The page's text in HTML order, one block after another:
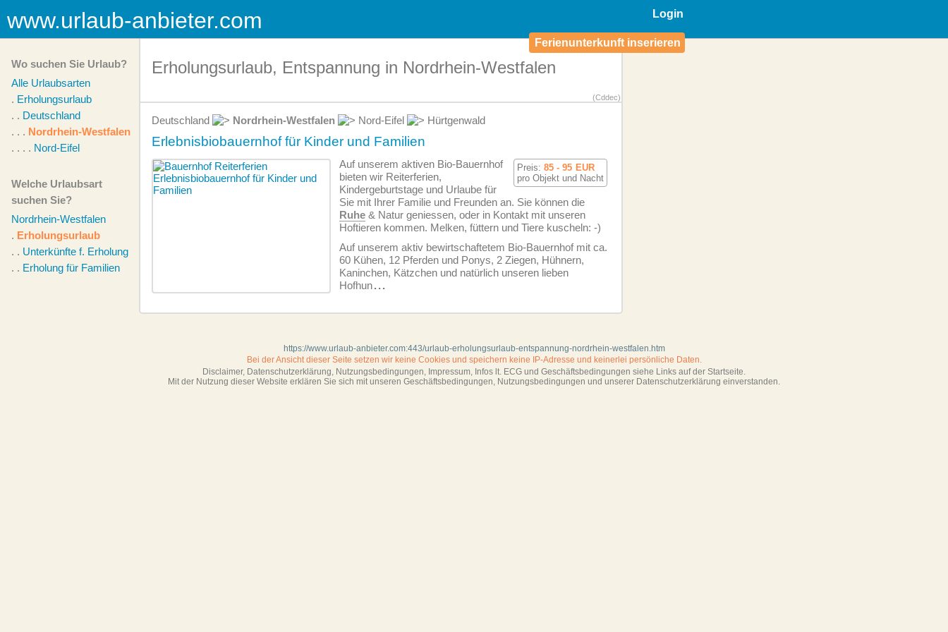
Login
Ferienunterkunft inserieren
www.urlaub-anbieter.com
Wo suchen Sie Urlaub?
Alle Urlaubsarten
. Erholungsurlaub
. . Deutschland
. . . Nordrhein-Westfalen
. . . . Nord-Eifel
Welche Urlaubsart
suchen Sie?
Nordrhein-Westfalen
. Erholungsurlaub
. . Unterkünfte f. Erholung
. . Erholung für Familien
Erholungsurlaub, Entspannung in Nordrhein-Westfalen
(Cddec)
Deutschland Nordrhein-Westfalen Nord-Eifel Hürtgenwald
Erlebnisbiobauernhof für Kinder und Familien
Preis: 85 - 95 EUR
pro Objekt und Nacht
Auf unserem aktiven Bio-Bauernhof
bieten wir Reiterferien,
Kindergeburtstage und Urlaube für
Sie mit Ihrer Familie und Freunden an. Sie können die
Ruhe & Natur geniessen, oder in Kontakt mit unseren
Hoftieren kommen. Melken, füttern und Tiere kuscheln: -)
Auf unserem aktiv bewirtschaftetem Bio-Bauernhof mit ca.
60 Kühen, 12 Pferden und Ponys, 2 Ziegen, Hühnern,
Kaninchen, Kätzchen und natürlich unseren lieben
Hofhun...
https://www.urlaub-anbieter.com:443/urlaub-erholungsurlaub-entspannung-nordrhein-westfalen.htm
Bei der Ansicht dieser Seite setzen wir keine Cookies und speichern keine IP-Adresse und keinerlei persönliche Daten.
Disclaimer, Datenschutzerklärung, Nutzungsbedingungen, Impressum, Infos lt. ECG und Geschäftsbedingungen siehe Links auf der Startseite.
Mit der Nutzung dieser Website erklären Sie sich mit unseren Geschäftsbedin­gungen, Nutzungsbedingungen und unserer Datenschutzerklärung einverstanden.